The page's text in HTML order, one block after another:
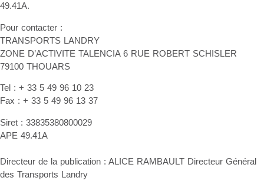
49.41A.
Pour contacter :
TRANSPORTS LANDRY
ZONE D’ACTIVITE TALENCIA 6 RUE ROBERT SCHISLER
79100 THOUARS
Tel : + 33 5 49 96 10 23
Fax : + 33 5 49 96 13 37
Siret : 33835380800029
APE 49.41A
Directeur de la publication : ALICE RAMBAULT Directeur Général
des Transports Landry